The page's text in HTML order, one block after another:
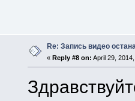
Re: Запись видео
« Reply #8 on: April 29,